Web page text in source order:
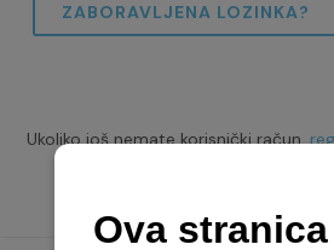
ZABORAVLJENA LOZINKA?
Ukoliko još nemate korisnički račun,